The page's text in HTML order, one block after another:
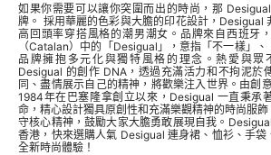
如果你需要可以讓你突圍而出的時尚，那
牌。 採用華麗的色彩與大膽的印花設計，Desigual
高回頭率穿搭風格的潮男潮女。品牌來自西班牙
（Catalan）中的「Desigual」，意指「不一樣」
品牌擁抱多元化與獨特風格的理念。熱愛與眾
Desigual 的創作 DNA，透過充滿活力和不拘泥於
同、盡情展示自己的精神，將歡樂注入世界。由創
1984年在巴塞隆拿創立以來，Desigual 一直秉承
命，精心設計獨具原創性和充滿樂觀精神的時尚服
守核心精神，鼓勵大家大膽勇敢展現自我。
香港，快來選購人氣 Desigual 連身裙、恤衫、手
全新時尚體驗！